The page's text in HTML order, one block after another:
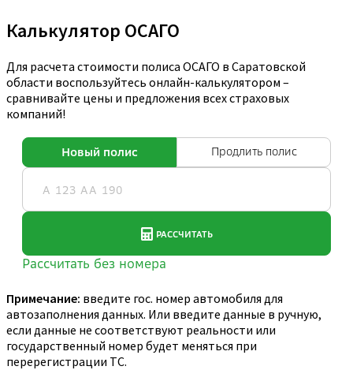
Калькулятор ОСАГО
Для расчета стоимости полиса ОСАГО в Саратовской
области воспользуйтесь онлайн-калькулятором –
сравнивайте цены и предложения всех страховых
компаний!
Примечание: введите гос. номер автомобиля для
автозаполнения данных. Или введите данные в ручную,
если данные не соответствуют реальности или
государственный номер будет меняться при
перерегистрации ТС.